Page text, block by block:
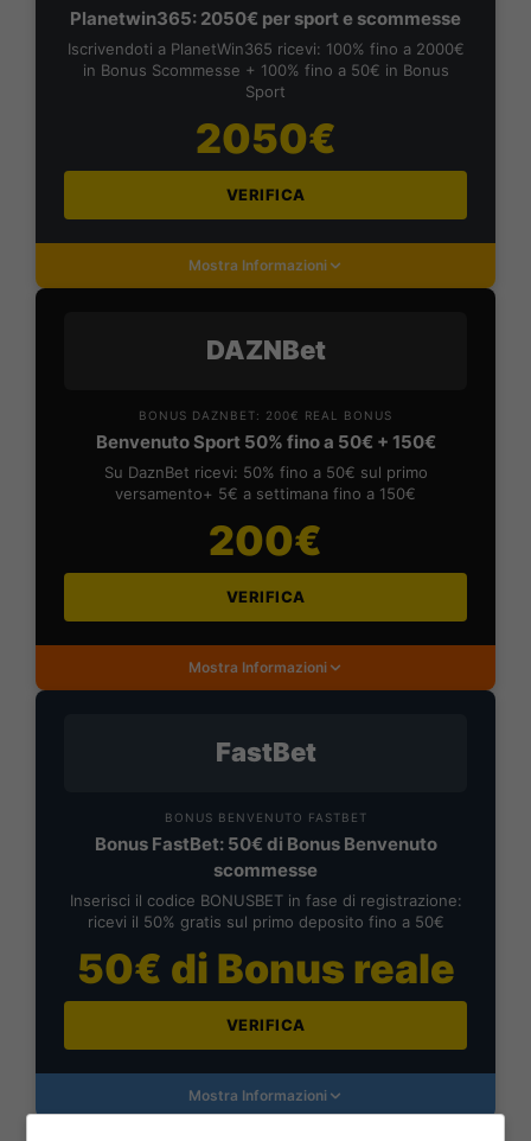
Planetwin365: 2050€ per sport e scommesse
Iscrivendoti a PlanetWin365 ricevi: 100% fino a 2000€
in Bonus Scommesse + 100% fino a 50€ in Bonus
Sport
2050€
VERIFICA
Mostra Informazioni
DAZNBet
BONUS DAZNBET: 200€ REAL BONUS
Benvenuto Sport 50% fino a 50€ + 150€
Su DaznBet ricevi: 50% fino a 50€ sul primo
versamento+ 5€ a settimana fino a 150€
200€
VERIFICA
Mostra Informazioni
FastBet
BONUS BENVENUTO FASTBET
Bonus FastBet: 50€ di Bonus Benvenuto
scommesse
Inserisci il codice BONUSBET in fase di registrazione:
ricevi il 50% gratis sul primo deposito fino a 50€
50€ di Bonus reale
VERIFICA
Mostra Informazioni